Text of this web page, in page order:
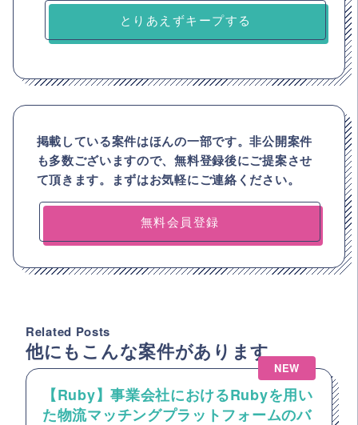
とりあえずキープする
掲載している案件はほんの一部です。非公開案件
も多数ございますので、無料登録後にご提案させ
て頂きます。まずはお気軽にご連絡ください。
無料会員登録
Related Posts
他にもこんな案件があります
NEW
【Ruby】事業会社におけるRubyを用い
た物流マッチングプラットフォームのバ